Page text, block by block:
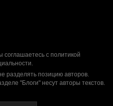
соглашаетесь с политикой
.
разделять позицию авторов.
"Блоги" несут авторы текстов.